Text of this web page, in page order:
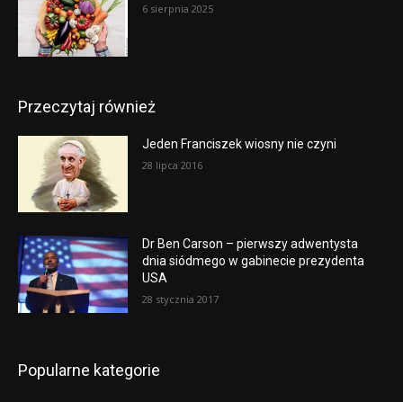
6 sierpnia 2025
Przeczytaj również
Jeden Franciszek wiosny nie czyni
28 lipca 2016
Dr Ben Carson – pierwszy adwentysta
dnia siódmego w gabinecie prezydenta
USA
28 stycznia 2017
Popularne kategorie